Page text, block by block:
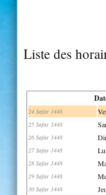
Liste des
24 Safar 1448
25 Safar 1448
26 Safar 1448
27 Safar 1448
28 Safar 1448
29 Safar 1448
30 Safar 1448